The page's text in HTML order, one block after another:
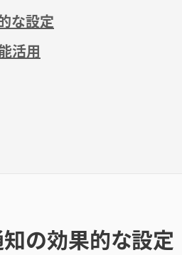
な設定
活用
の効果的な設定